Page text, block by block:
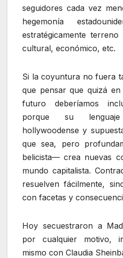
seguidores cada vez
hegemonía
estratégicamente
cultural, económico, etc.
Si la coyuntura no fuera
que pensar que quizá
futuro deberíamos
porque su
hollywoodense y
que sea, pero
belicista— crea nuevas
mundo capitalista.
resuelven fácilmente,
con facetas y
Hoy secuestraron a
por cualquier motivo,
mismo con Claudia